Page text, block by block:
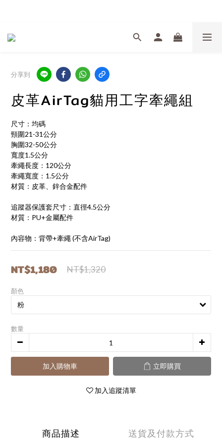
分享到
皮革AirTag貓用工字牽繩組
尺寸：均碼
頸圍21-31公分
胸圍32-50公分
寬度1.5公分
牽繩長度：120公分
牽繩寬度：1.5公分
材質：皮革、鋅合金配件
追蹤器保護套尺寸：直徑4.5公分
材質：PU+金屬配件
內容物：背帶+牽繩 (不含AirTag)
NT$1,180 NT$1,320
顏色
數量
加入購物車 立即購買
加入追蹤清單
商品描述 送貨及付款方式